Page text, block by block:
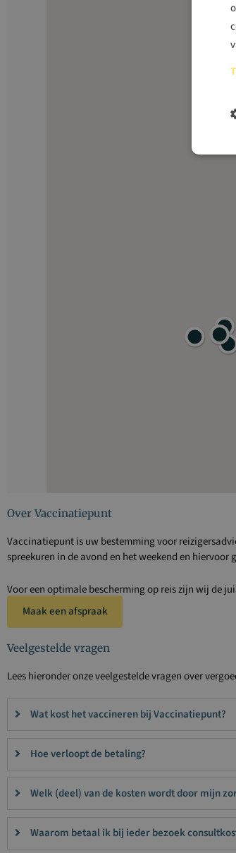
Over Vaccinatiepunt
Vaccinatiepunt is uw bestemming voor
spreekuren in de avond en het weekend en
Voor een optimale bescherming op reis zijn wij de
Maak een afspraak
Veelgestelde vragen
Lees hieronder onze veelgestelde vragen over
Wat kost het vaccineren bij Vaccinatiepunt?
Hoe verloopt de betaling?
Welk (deel) van de kosten wordt door mijn
Waarom betaal ik bij ieder bezoek